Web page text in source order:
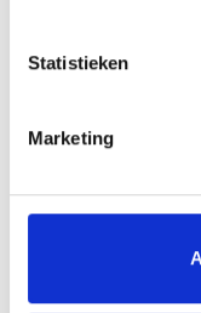
Statistieken
Marketing
BROCHURE